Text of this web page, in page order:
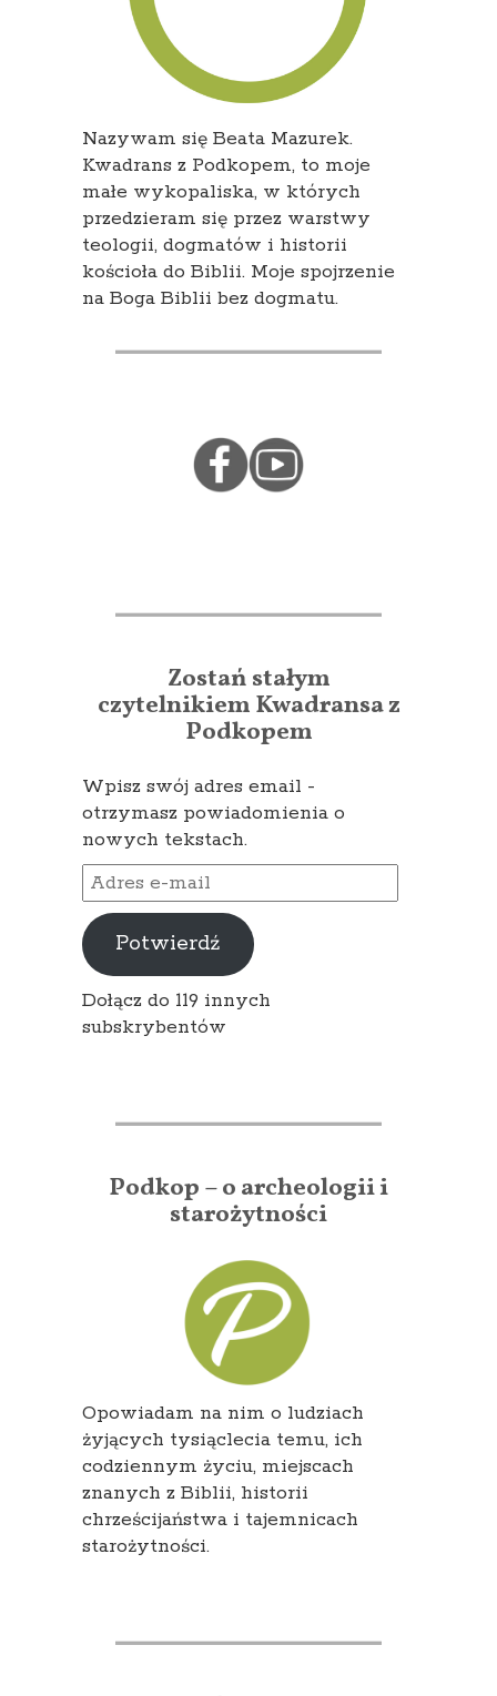
Nazywam się Beata Mazurek.
Kwadrans z Podkopem, to moje
małe wykopaliska, w których
przedzieram się przez warstwy
teologii, dogmatów i historii
kościoła do Biblii. Moje spojrzenie
na Boga Biblii bez dogmatu.
Zostań stałym
czytelnikiem Kwadransa z
Podkopem
Wpisz swój adres email -
otrzymasz powiadomienia o
nowych tekstach.
Adres
e-
mail
Potwierdź
Dołącz do 119 innych
subskrybentów
Podkop – o archeologii i
starożytności
Opowiadam na nim o ludziach
żyjących tysiąclecia temu, ich
codziennym życiu, miejscach
znanych z Biblii, historii
chrześcijaństwa i tajemnicach
starożytności.